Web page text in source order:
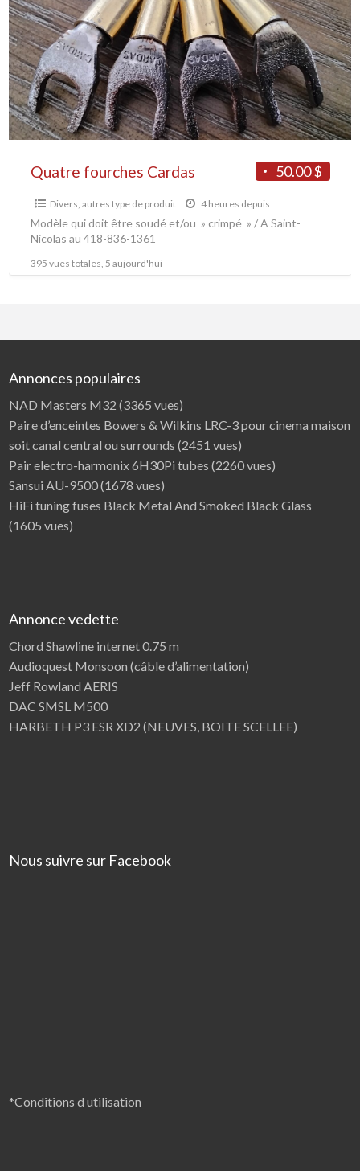
50.00 $
Quatre fourches Cardas
Divers, autres type de produit 4 heures depuis
Modèle qui doit être soudé et/ou » crimpé » / A Saint-
Nicolas au 418-836-1361
395 vues totales, 5 aujourd'hui
Annonces populaires
NAD Masters M32 (3365 vues)
Paire d’enceintes Bowers & Wilkins LRC-3 pour cinema maison
soit canal central ou surrounds (2451 vues)
Pair electro-harmonix 6H30Pi tubes (2260 vues)
Sansui AU-9500(1678 vues)
HiFi tuning fuses Black Metal And Smoked Black Glass
(1605 vues)
Annonce vedette
Chord Shawline internet 0.75 m
Audioquest Monsoon (câble d’alimentation)
Jeff Rowland AERIS
DAC SMSL M500
HARBETH P3 ESR XD2 (NEUVES, BOITE SCELLEE)
Nous suivre sur Facebook
*Conditions d utilisation